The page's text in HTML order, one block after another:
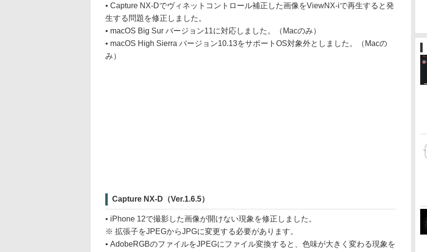
• Capture NX-Dでヴィネットコントロール補正した画像をViewNX-iで再生すると発
生する問題を修正しました。
• macOS Big Sur バージョン11に対応しました。（Macのみ）
• macOS High Sierra バージョン10.13をサポートOS対象外としました。（Macの
み）
Capture NX-D（Ver.1.6.5）
• iPhone 12で撮影した画像が開けない現象を修正しました。
※ 拡張子をJPEGからJPGに変更する必要があります。
• AdobeRGBのファイルをJPEGにファイル変換すると、色味が大きく変わる現象を